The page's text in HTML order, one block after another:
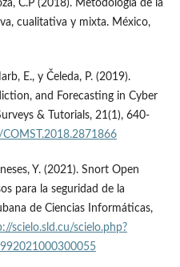
C.P (2018). Metodología de la
cualitativa y mixta. México,
E., y Čeleda, P. (2019).
and Forecasting in Cyber
& Tutorials, 21(1), 640-
Y. (2021). Snort Open
para la seguridad de la
de Ciencias Informáticas,
scielo.sld.cu/scielo.php?